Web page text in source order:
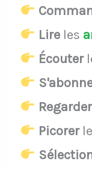
Lireles
Écouter
Regarder
Picorer